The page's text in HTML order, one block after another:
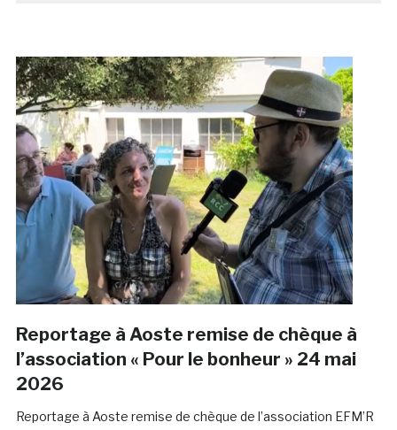
Reportage à Aoste remise de chèque à
l’association « Pour le bonheur » 24 mai
2026
Reportage à Aoste remise de chèque de l’association EFM’R